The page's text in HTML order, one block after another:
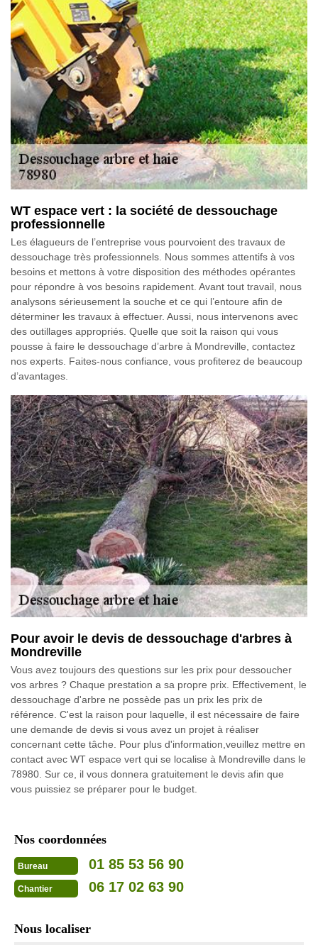
WT espace vert : la société de dessouchage
professionnelle
Les élagueurs de l’entreprise vous pourvoient des travaux de
dessouchage très professionnels. Nous sommes attentifs à vos
besoins et mettons à votre disposition des méthodes opérantes
pour répondre à vos besoins rapidement. Avant tout travail, nous
analysons sérieusement la souche et ce qui l’entoure afin de
déterminer les travaux à effectuer. Aussi, nous intervenons avec
des outillages appropriés. Quelle que soit la raison qui vous
pousse à faire le dessouchage d’arbre à Mondreville, contactez
nos experts. Faites-nous confiance, vous profiterez de beaucoup
d’avantages.
Pour avoir le devis de dessouchage d'arbres à
Mondreville
Vous avez toujours des questions sur les prix pour dessoucher
vos arbres ? Chaque prestation a sa propre prix. Effectivement, le
dessouchage d'arbre ne possède pas un prix les prix de
référence. C'est la raison pour laquelle, il est nécessaire de faire
une demande de devis si vous avez un projet à réaliser
concernant cette tâche. Pour plus d'information,veuillez mettre en
contact avec WT espace vert qui se localise à Mondreville dans le
78980. Sur ce, il vous donnera gratuitement le devis afin que
vous puissiez se préparer pour le budget.
Nos coordonnées
Bureau 01 85 53 56 90
Chantier 06 17 02 63 90
Nous localiser